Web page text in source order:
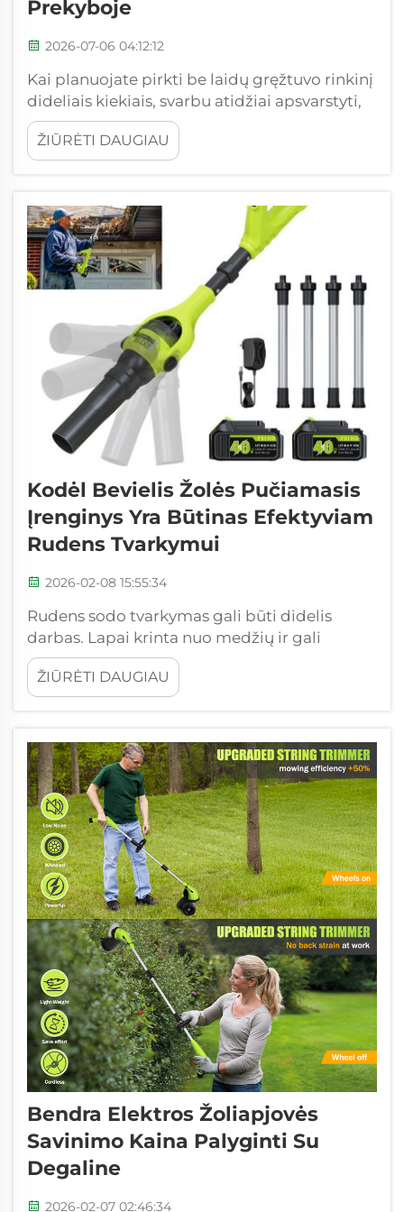
Prekyboje
2026-07-06 04:12:12
Kai planuojate pirkti be laidų gręžtuvo rinkinį
dideliais kiekiais, svarbu atidžiai apsvarstyti,
kur ir kaip jį įsigyti. „Feihu“ žinome, kad
tinkamo tiekėjo pasirinkimas gali labai
paveikti rezultatus. Jums reikia tiekėjo, kuris
ŽIŪRĖTI DAUGIAU
Kodėl Bevielis Žolės Pučiamasis
Įrenginys Yra Būtinas Efektyviam
Rudens Tvarkymui
2026-02-08 15:55:34
Rudens sodo tvarkymas gali būti didelis
darbas. Lapai krinta nuo medžių ir gali
uždengti visą jūsų sodą. Belaidis vejos
pučiamasis įrenginys yra nepaprastai patogus
įrankis, jei norite, kad jūsų sodas atrodytų
yra daug mažiau nešvarus. ...
ŽIŪRĖTI DAUGIAU
Bendra Elektros Žoliapjovės
Savinimo Kaina Palyginti Su
Degaline
2026-02-07 02:46:34